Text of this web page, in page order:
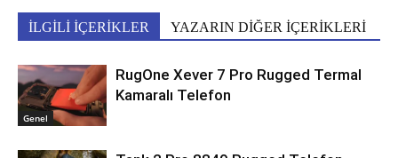
İLGİLİ İÇERİKLER YAZARIN DİĞER İÇERİKLERİ
Genel
RugOne Xever 7 Pro Rugged Termal
Kamaralı Telefon